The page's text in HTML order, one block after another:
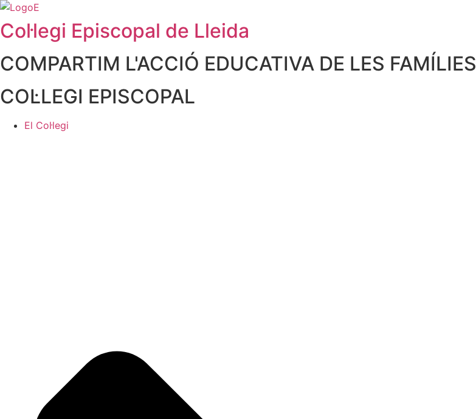
Col·legi Episcopal de Lleida
COMPARTIM L'ACCIÓ EDUCATIVA DE LES FAMÍLIES
COL·LEGI EPISCOPAL
El Col·legi